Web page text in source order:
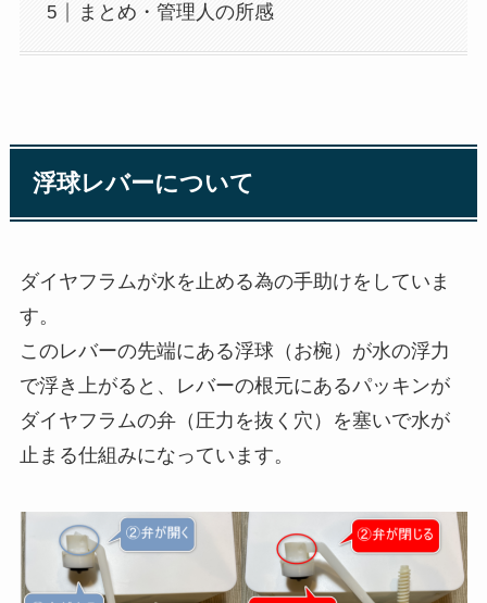
まとめ・管理人の所感
浮球レバーについて
ダイヤフラムが水を止める為の手助けをしていま
す。
このレバーの先端にある浮球（お椀）が水の浮力
で浮き上がると、レバーの根元にあるパッキンが
ダイヤフラムの弁（圧力を抜く穴）を塞いで水が
止まる仕組みになっています。